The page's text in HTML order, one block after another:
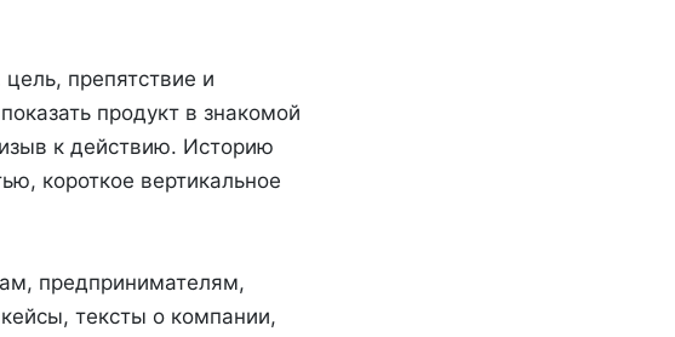
препятствие и
продукт в знакомой
к действию. Историю
короткое вертикальное
предпринимателям,
тексты о компании,